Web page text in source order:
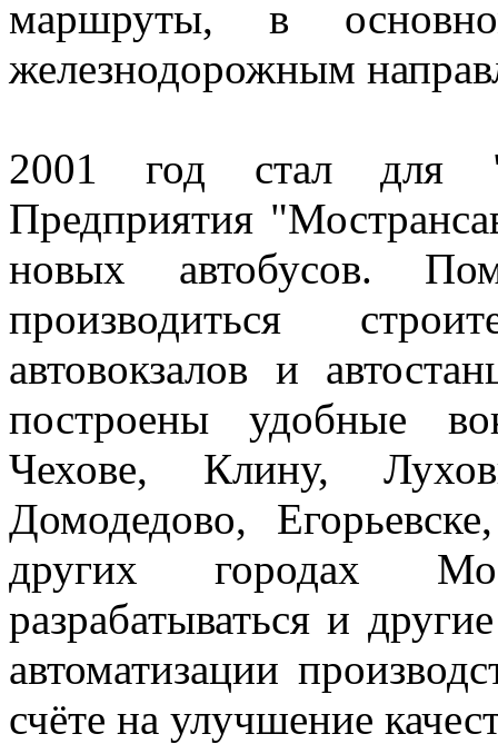
маршруты, в
железнодорожным
2001 год стал для
Предприятия
новых автобусов.
производиться
автовокзалов и
построены удобные
Чехове, Клину,
Домодедово,
других городах
разрабатываться и
автоматизации
счёте на улучшение